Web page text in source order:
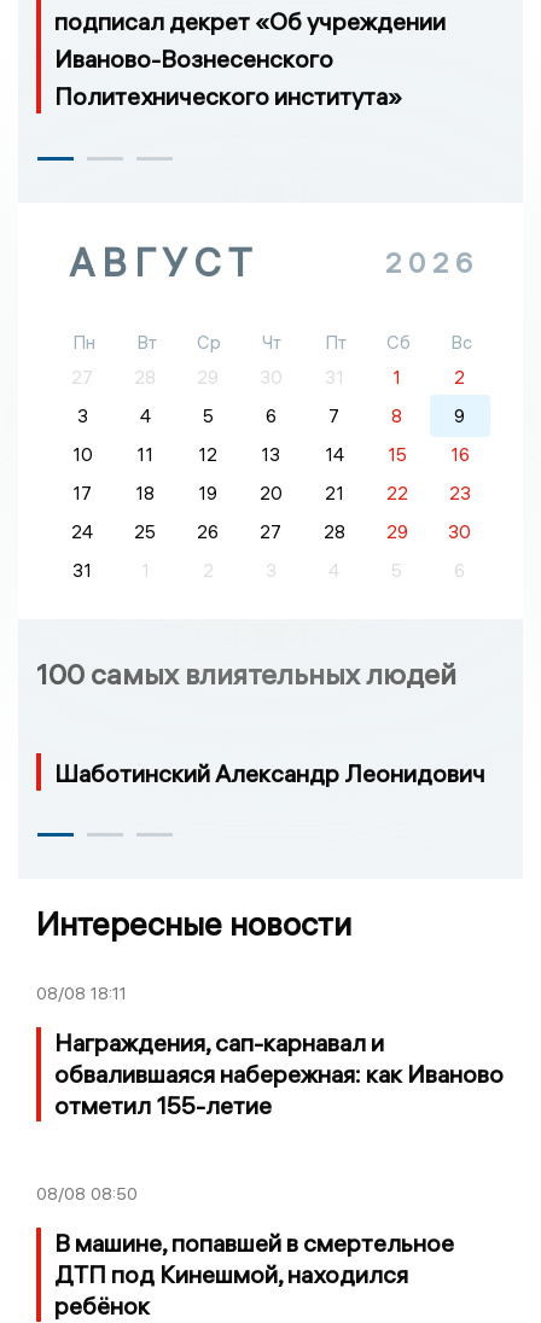
подписал декрет «Об учреждении
Иваново-Вознесенского
Политехнического института»
АВГУСТ 2026
Пн Вт Ср Чт Пт Сб
Вс
27
28 29 30 31 1
2
3
4 5 6 7 8
9
10
11 12 13 14 15
16
17
18 19 20 21 22
23
24
25 26 27 28 29
30
31
1 2 3 4 5 6
100 самых влиятельных людей
Шаботинский Александр Леонидович
Интересные новости
08/08 18:11
Награждения, сап-карнавал и
обвалившаяся набережная: как Иваново
отметил 155-летие
08/08 08:50
В машине, попавшей в смертельное
ДТП под Кинешмой, находился
ребёнок